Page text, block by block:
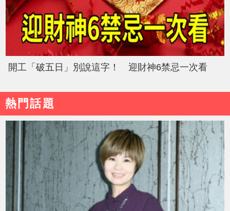
開工「破五日」別說這字！ 迎財神6禁忌一次看
熱門話題